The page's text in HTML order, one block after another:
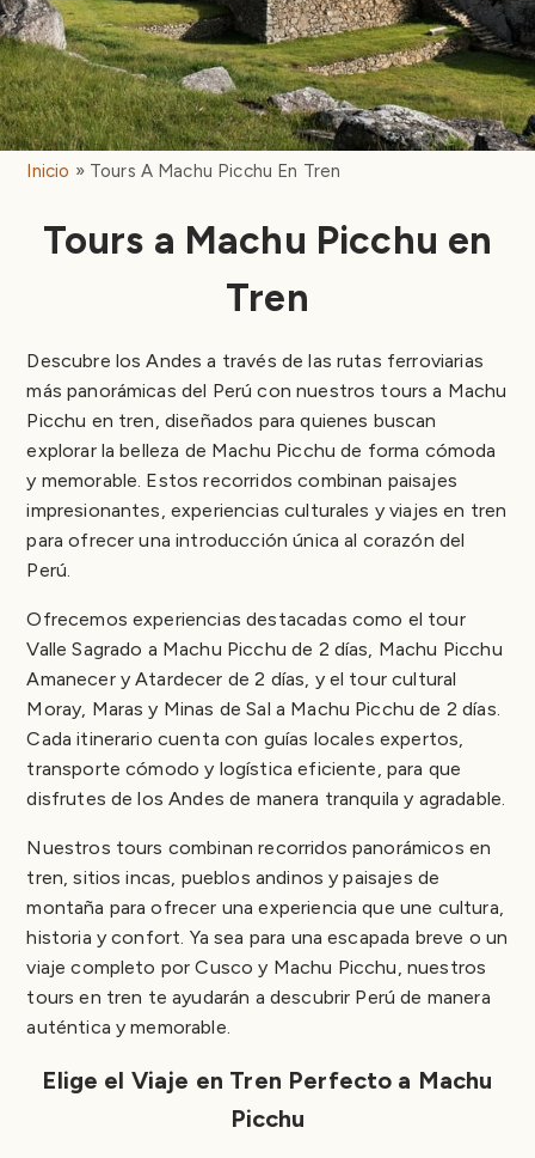
Inicio Tours A Machu Picchu En Tren
Tours a Machu Picchu en
Tren
Descubre los Andes a través de las rutas ferroviarias
más panorámicas del Perú con nuestros tours a Machu
Picchu en tren, diseñados para quienes buscan
explorar la belleza de Machu Picchu de forma cómoda
y memorable. Estos recorridos combinan paisajes
impresionantes, experiencias culturales y viajes en tren
para ofrecer una introducción única al corazón del
Perú.
Ofrecemos experiencias destacadas como el tour
Valle Sagrado a Machu Picchu de 2 días, Machu Picchu
Amanecer y Atardecer de 2 días, y el tour cultural
Moray, Maras y Minas de Sal a Machu Picchu de 2 días.
Cada itinerario cuenta con guías locales expertos,
transporte cómodo y logística eficiente, para que
disfrutes de los Andes de manera tranquila y agradable.
Nuestros tours combinan recorridos panorámicos en
tren, sitios incas, pueblos andinos y paisajes de
montaña para ofrecer una experiencia que une cultura,
historia y confort. Ya sea para una escapada breve o un
viaje completo por Cusco y Machu Picchu, nuestros
tours en tren te ayudarán a descubrir Perú de manera
auténtica y memorable.
Elige el Viaje en Tren Perfecto a Machu
Picchu